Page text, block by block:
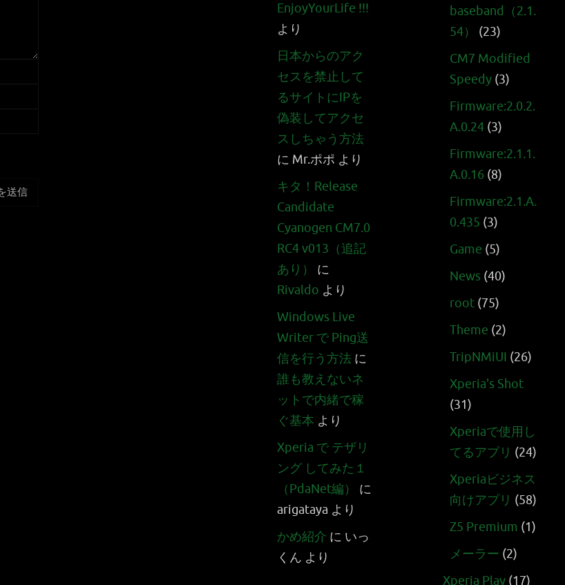
EnjoyYourLife !!!
より
日本からのアク
セスを禁止して
るサイトにIPを
偽装してアクセ
スしちゃう方法
に Mr.ポポ より
キタ！Release
Candidate
Cyanogen CM7.0
RC4 v013（追記
あり）
に
Rivaldo より
Windows Live
Writer で Ping送
信を行う方法 に
誰も教えないネ
ットで内緒で稼
ぐ基本 より
Xperia で テザリ
ング してみた１
（PdaNet編）
に
arigataya より
かめ紹介 に いっ
くん より
baseband（2.1.
54）
(23)
CM7 Modified
Speedy (3)
Firmware:2.0.2.
A.0.24 (3)
Firmware:2.1.1.
A.0.16 (8)
Firmware:2.1.A.
0.435 (3)
Game (5)
News (40)
root (75)
Theme (2)
TripNMiUI (26)
Xperia's Shot
(31)
Xperiaで使用し
てるアプリ (24)
Xperiaビジネス
向けアプリ (58)
Z5 Premium (1)
メーラー (2)
Xperia Play (17)